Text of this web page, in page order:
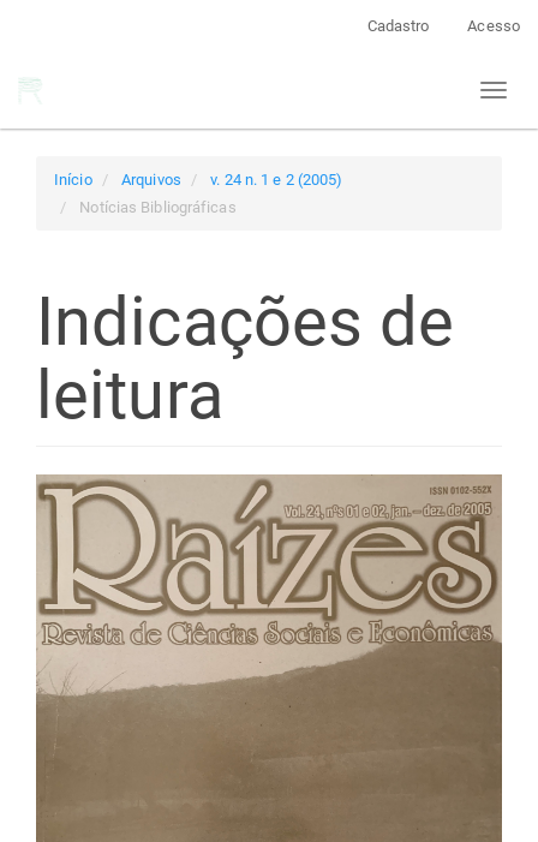
Cadastro Acesso
Toggle
Início Arquivos
v. 24 n. 1 e 2 (2005)
Notícias Bibliográficas
Indicações de
leitura
Barra
lateral
de
artigos